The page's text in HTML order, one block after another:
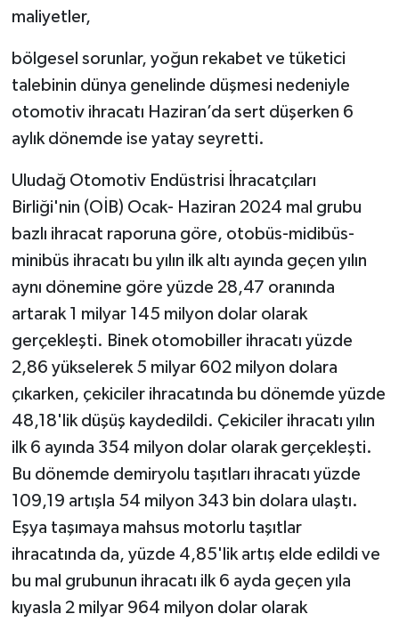
maliyetler,
bölgesel sorunlar, yoğun rekabet ve tüketici
talebinin dünya genelinde düşmesi nedeniyle
otomotiv ihracatı Haziran’da sert düşerken 6
aylık dönemde ise yatay seyretti.
Uludağ Otomotiv Endüstrisi İhracatçıları
Birliği'nin (OİB) Ocak- Haziran 2024 mal grubu
bazlı ihracat raporuna göre, otobüs-midibüs-
minibüs ihracatı bu yılın ilk altı ayında geçen yılın
aynı dönemine göre yüzde 28,47 oranında
artarak 1 milyar 145 milyon dolar olarak
gerçekleşti. Binek otomobiller ihracatı yüzde
2,86 yükselerek 5 milyar 602 milyon dolara
çıkarken, çekiciler ihracatında bu dönemde yüzde
48,18'lik düşüş kaydedildi. Çekiciler ihracatı yılın
ilk 6 ayında 354 milyon dolar olarak gerçekleşti.
Bu dönemde demiryolu taşıtları ihracatı yüzde
109,19 artışla 54 milyon 343 bin dolara ulaştı.
Eşya taşımaya mahsus motorlu taşıtlar
ihracatında da, yüzde 4,85'lik artış elde edildi ve
bu mal grubunun ihracatı ilk 6 ayda geçen yıla
kıyasla 2 milyar 964 milyon dolar olarak